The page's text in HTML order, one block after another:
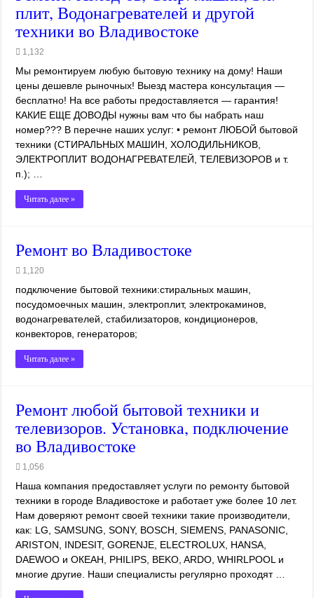
плит, Водонагревателей и другой
техники во Владивостоке
1,132
Мы ремонтируем любую бытовую технику на дому! Наши
цены дешевле рыночных! Выезд мастера консультация —
бесплатно! На все работы предоставляется — гарантия!
КАКИЕ ЕЩЕ ДОВОДЫ нужны вам что бы набрать наш
номер??? В перечне наших услуг: • ремонт ЛЮБОЙ бытовой
техники (СТИРАЛЬНЫХ МАШИН, ХОЛОДИЛЬНИКОВ,
ЭЛЕКТРОПЛИТ ВОДОНАГРЕВАТЕЛЕЙ, ТЕЛЕВИЗОРОВ и т.
п.); …
Читать далее »
Ремонт во Владивостоке
1,120
подключение бытовой техники:стиральных машин,
посудомоечных машин, электроплит, электрокаминов,
водонагревателей, стабилизаторов, кондиционеров,
конвекторов, генераторов;
Читать далее »
Ремонт любой бытовой техники и
телевизоров. Установка, подключение
во Владивостоке
1,056
Наша компания предоставляет услуги по ремонту бытовой
техники в городе Владивостоке и работает уже более 10 лет.
Нам доверяют ремонт своей техники такие производители,
как: LG, SAMSUNG, SONY, BOSCH, SIEMENS, PANASONIC,
ARISTON, INDESIT, GORENJE, ELECTROLUX, HANSA,
DAEWOO и ОКЕАН, PHILIPS, BEKO, ARDO, WHIRLPOOL и
многие другие. Наши специалисты регулярно проходят …